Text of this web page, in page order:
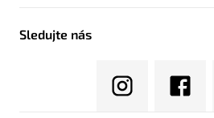
Sledujte nás